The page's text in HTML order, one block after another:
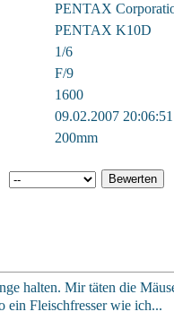
PENTAX
PENTAX K10D
1/6
F/9
1600
09.02.2007 20:06:51
200mm
halten. Mir täten die
ein Fleischfresser wie ich...